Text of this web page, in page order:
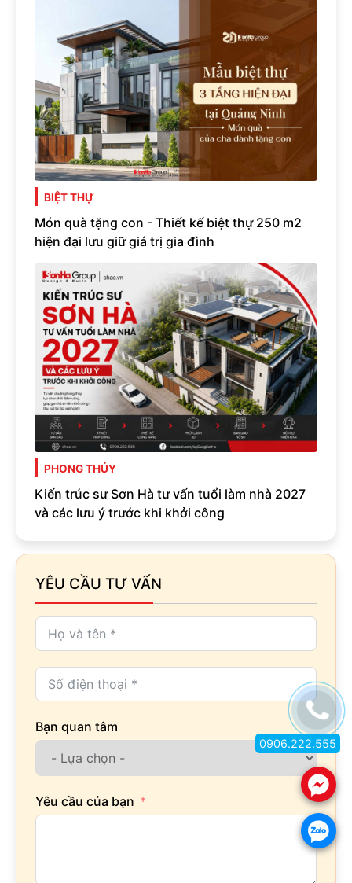
BIỆT THỰ
Món quà tặng con - Thiết kế biệt thự 250 m2
hiện đại lưu giữ giá trị gia đình
PHONG THỦY
Kiến trúc sư Sơn Hà tư vấn tuổi làm nhà 2027
và các lưu ý trước khi khởi công
YÊU CẦU TƯ VẤN
Bạn quan tâm
Yêu cầu của bạn
.
.
0906.222.555